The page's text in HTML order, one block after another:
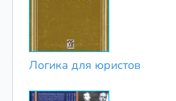
Логика для юристов